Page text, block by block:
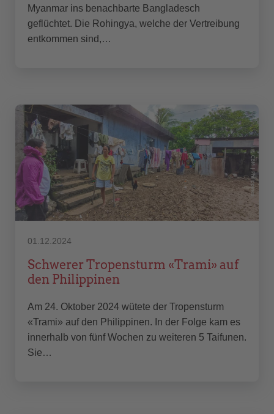
Myanmar ins benachbarte Bangladesch
geflüchtet. Die Rohingya, welche der Vertreibung
entkommen sind,…
01.12.2024
Schwerer Tropensturm «Trami» auf
den Philippinen
Am 24. Oktober 2024 wütete der Tropensturm
«Trami» auf den Philippinen. In der Folge kam es
innerhalb von fünf Wochen zu weiteren 5 Taifunen.
Sie…